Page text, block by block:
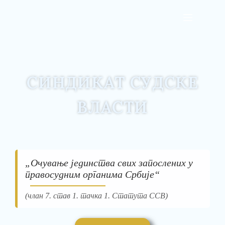
СИНДИКАТ СУДСКЕ
ВЛАСТИ
„Очување јединства свих запослених у
правосудним органима Србије“
(члан 7. став 1. тачка 1. Статута ССВ)